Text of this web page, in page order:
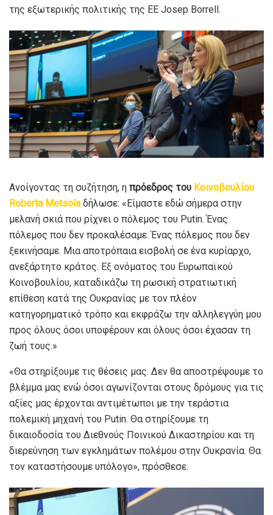
της εξωτερικής πολιτικής της ΕΕ Josep Borrell.
Ανοίγοντας τη συζήτηση, η πρόεδρος του Κοινοβουλίου
Roberta Metsola δήλωσε: «Είμαστε εδώ σήμερα στην
μελανή σκιά που ρίχνει ο πόλεμος του Putin. Ένας
πόλεμος που δεν προκαλέσαμε. Ένας πόλεμος που δεν
ξεκινήσαμε. Μια αποτρόπαια εισβολή σε ένα κυρίαρχο,
ανεξάρτητο κράτος. Εξ ονόματος του Ευρωπαϊκού
Κοινοβουλίου, καταδικάζω τη ρωσική στρατιωτική
επίθεση κατά της Ουκρανίας με τον πλέον
κατηγορηματικό τρόπο και εκφράζω την αλληλεγγύη μου
προς όλους όσοι υποφέρουν και όλους όσοι έχασαν τη
ζωή τους.»
«Θα στηρίξουμε τις θέσεις μας. Δεν θα αποστρέψουμε το
βλέμμα μας ενώ όσοι αγωνίζονται στους δρόμους για τις
αξίες μας έρχονται αντιμέτωποι με την τεράστια
πολεμική μηχανή του Putin. Θα στηρίξουμε τη
δικαιοδοσία του Διεθνούς Ποινικού Δικαστηρίου και τη
διερεύνηση των εγκλημάτων πολέμου στην Ουκρανία. Θα
τον καταστήσουμε υπόλογο», πρόσθεσε.